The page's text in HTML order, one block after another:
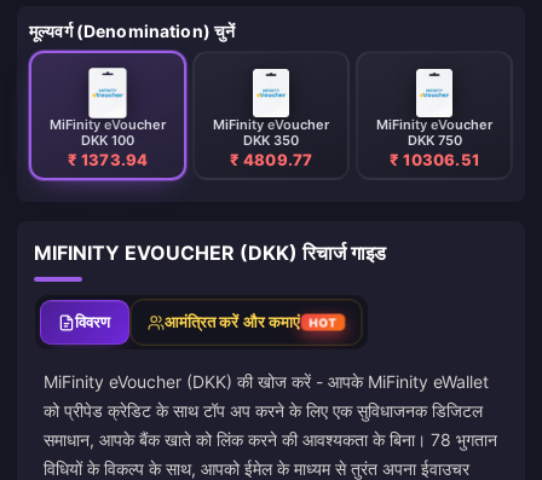
मूल्यवर्ग (Denomination) चुनें
MiFinity eVoucher
DKK 100
₹ 1373.94
MiFinity eVoucher
DKK 350
₹ 4809.77
MiFinity eVoucher
DKK 750
₹ 10306.51
MIFINITY EVOUCHER (DKK) रिचार्ज गाइड
विवरण आमंत्रित करें और कमाएं HOT
MiFinity eVoucher (DKK) की खोज करें - आपके MiFinity eWallet
को प्रीपेड क्रेडिट के साथ टॉप अप करने के लिए एक सुविधाजनक डिजिटल
समाधान, आपके बैंक खाते को लिंक करने की आवश्यकता के बिना। 78 भुगतान
विधियों के विकल्प के साथ, आपको ईमेल के माध्यम से तुरंत अपना ईवाउचर